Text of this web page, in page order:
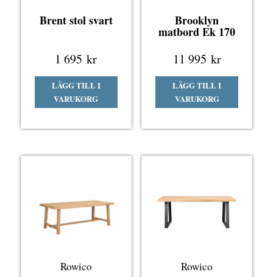
Brent stol svart
1 695kr
LÄGG TILL I
VARUKORG
Brooklyn
matbord Ek 170
11 995 kr
LÄGG TILL I
VARUKORG
Rowico Rowico